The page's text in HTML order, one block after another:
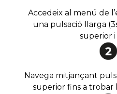
Accedeix al menú de
una pulsació llarga
superior
Navega mitjançant
superior fins a trobar